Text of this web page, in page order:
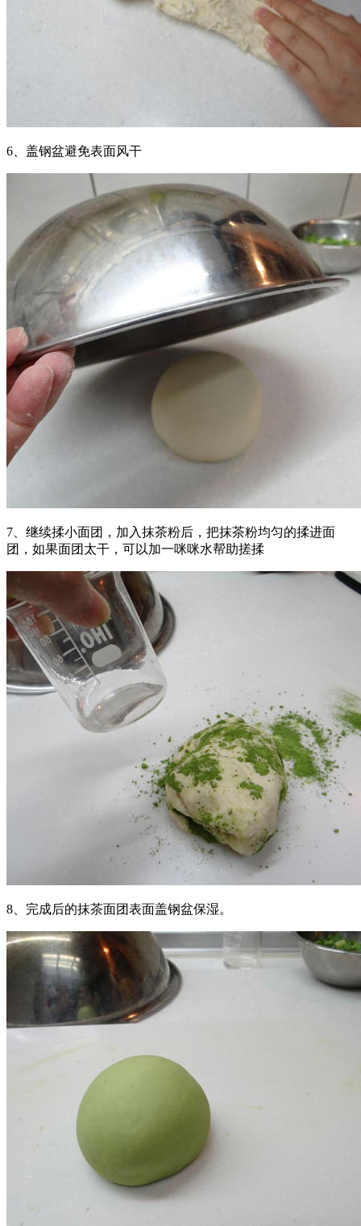
6、盖钢盆避免表面风干
7、继续揉小面团，加入抹茶粉后，把抹茶粉均匀的揉进面
团，如果面团太干，可以加一咪咪水帮助搓揉
8、完成后的抹茶面团表面盖钢盆保湿。